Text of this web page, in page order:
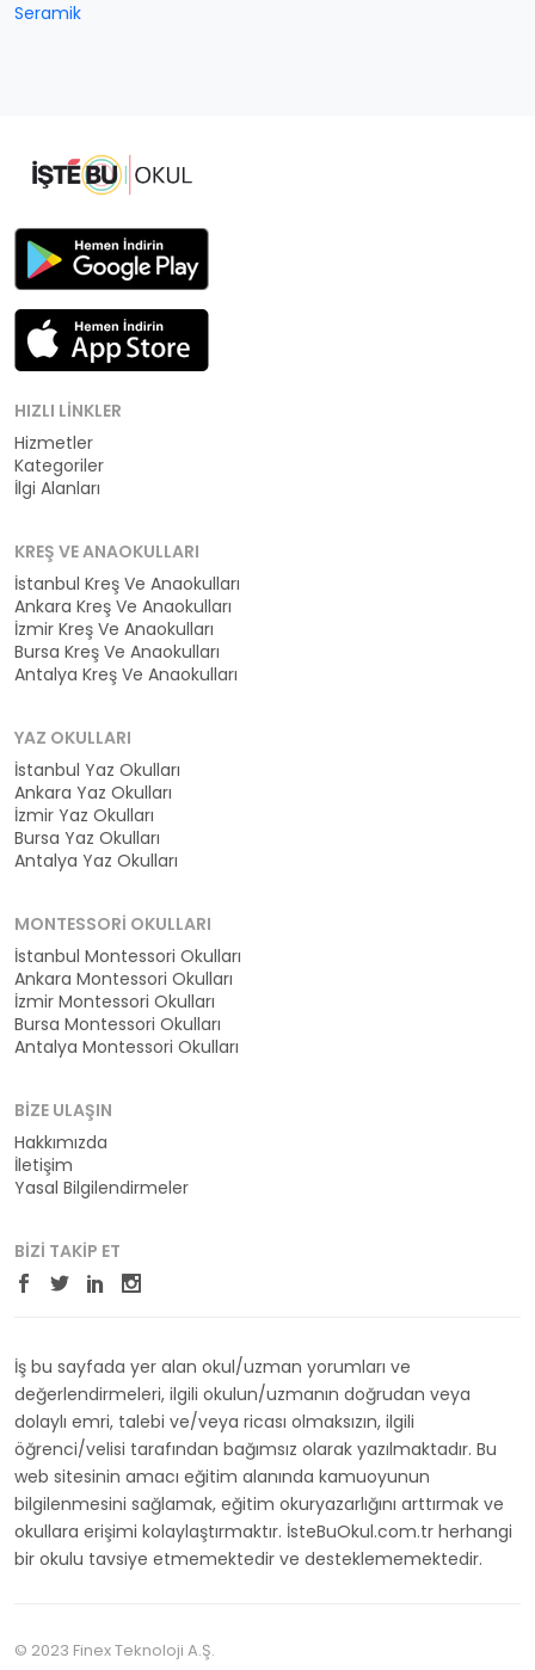
Seramik
HIZLI LINKLER
Hizmetler
Kategoriler
İlgi Alanları
KREŞ VE ANAOKULLARI
İstanbul Kreş Ve Anaokulları
Ankara Kreş Ve Anaokulları
İzmir Kreş Ve Anaokulları
Bursa Kreş Ve Anaokulları
Antalya Kreş Ve Anaokulları
YAZ OKULLARI
İstanbul Yaz Okulları
Ankara Yaz Okulları
İzmir Yaz Okulları
Bursa Yaz Okulları
Antalya Yaz Okulları
MONTESSORI OKULLARI
İstanbul Montessori Okulları
Ankara Montessori Okulları
İzmir Montessori Okulları
Bursa Montessori Okulları
Antalya Montessori Okulları
BIZE ULAŞIN
Hakkımızda
İletişim
Yasal Bilgilendirmeler
BIZI TAKIP ET
İş bu sayfada yer alan okul/uzman yorumları ve
değerlendirmeleri, ilgili okulun/uzmanın doğrudan veya
dolaylı emri, talebi ve/veya ricası olmaksızın, ilgili
öğrenci/velisi tarafından bağımsız olarak yazılmaktadır. Bu
web sitesinin amacı eğitim alanında kamuoyunun
bilgilenmesini sağlamak, eğitim okuryazarlığını arttırmak ve
okullara erişimi kolaylaştırmaktır. İsteBuOkul.com.tr herhangi
bir okulu tavsiye etmemektedir ve desteklememektedir.
© 2023 Finex Teknoloji A.Ş.